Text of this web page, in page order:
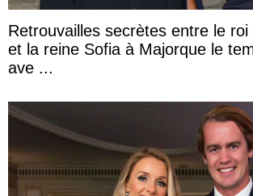
Retrouvailles secrètes entre le
et la reine Sofia à Majorque le
ave ...